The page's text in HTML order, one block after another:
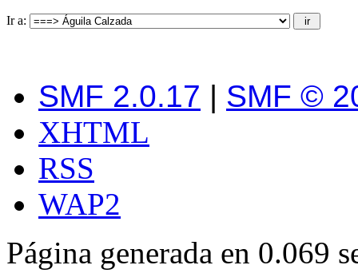
Ir a:
SMF 2.0.17 | SMF ©
XHTML
RSS
WAP2
Página generada en 0.069